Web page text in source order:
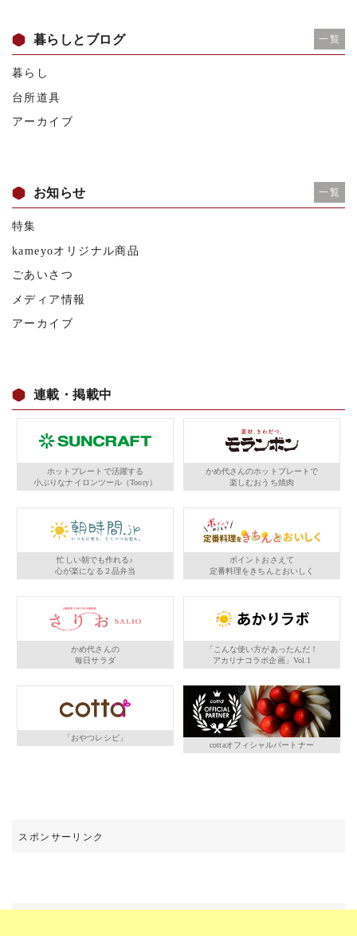
暮らしとブログ 一覧
暮らし
台所道具
アーカイブ
お知らせ 一覧
特集
kameyoオリジナル商品
ごあいさつ
メディア情報
アーカイブ
連載・掲載中
ホットプレートで活躍する
小ぶりなナイロンツール（Toory）
かめ代さんのホットプレートで
楽しむおうち焼肉
忙しい朝でも作れる♪
心が楽になる２品弁当
ポイントおさえて
定番料理をきちんとおいしく
かめ代さんの
毎日サラダ
「こんな使い方があったんだ！
アカリナコラボ企画」Vol.1
「おやつレシピ」
cottaオフィシャルパートナー